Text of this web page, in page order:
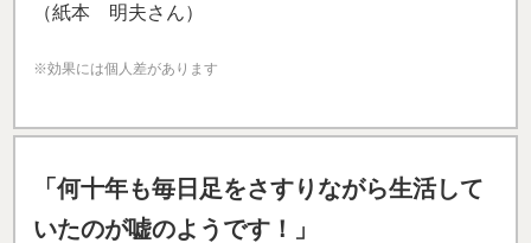
（紙本 明夫さん）
※効果には個人差があります
「何十年も毎日足をさすりながら生活して
いたのが嘘のようです！」